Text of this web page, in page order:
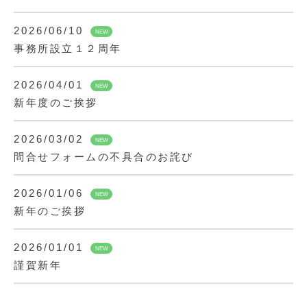
2026/06/10 NEW
事務所設立１２周年
2026/04/01 NEW
新年度のご挨拶
2026/03/02 NEW
問合せフォームの不具合のお詫び
2026/01/06 NEW
新年のご挨拶
2026/01/01 NEW
謹賀新年